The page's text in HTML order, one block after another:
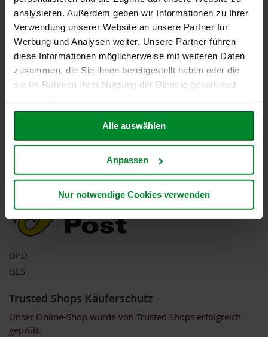
analysieren. Außerdem geben wir Informationen zu Ihrer
Verwendung unserer Website an unsere Partner für
Werbung und Analysen weiter. Unsere Partner führen
diese Informationen möglicherweise mit weiteren Daten
zusammen, die Sie ihnen bereitgestellt haben oder die
sie im Rahmen Ihrer Nutzung der Dienste gesammelt
Datenschutzerklärung.
Alle auswählen
Anpassen
Nur notwendige Cookies verwenden
Lastschrift
Sofortüberweisung
Kreditkarte
*über Klarna
Österreichische Post
DPD
GLS
Trusted Shops Käuferschutz
Unser Online-Shop wurde von Trusted Shops erfolgreich
geprüft.